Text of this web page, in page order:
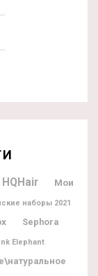
HQHair
Мои
наборы 2021
Sephora
Elephant